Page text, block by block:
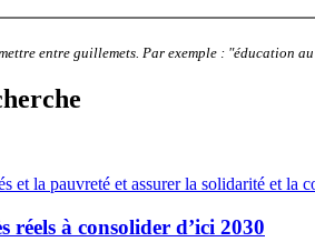
entre guillemets. Par exemple : "éducation
et la pauvreté et assurer la solidarité et la
réels à consolider d’ici 2030